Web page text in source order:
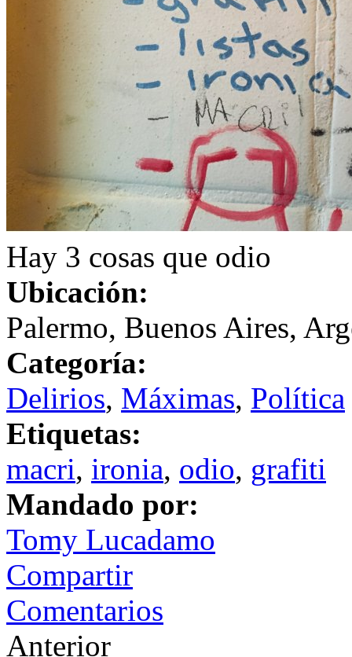
Hay 3 cosas que odio
Ubicación:
Palermo, Buenos Aires,
Categoría:
Delirios, Máximas, Política
Etiquetas:
macri, ironia, odio, grafiti
Mandado por:
Tomy Lucadamo
Compartir
Comentarios
Anterior